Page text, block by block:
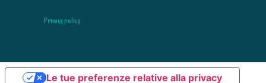
Privacy policy
Le tue preferenze relative alla privacy